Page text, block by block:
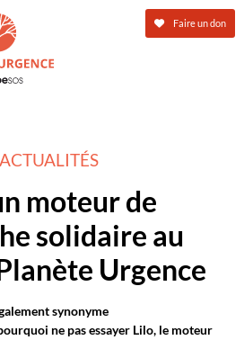
ACTUALITÉS
moteur de
solidaire au
Urgence
synonyme
ne pas essayer Lilo, le moteur
Faire un don